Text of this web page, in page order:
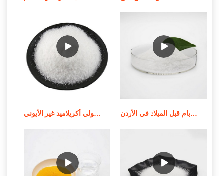
استخدام وإشعار تطبيق بولي أكريلاميد غير الأيوني جودة عالية من الموردين الندف بام قبل الميلاد في الأردن